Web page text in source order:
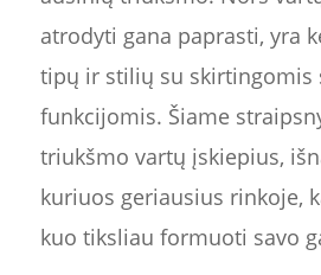
atrodyti gana paprasti, yra
tipų ir stilių su skirtingomis
funkcijomis. Šiame
triukšmo vartų įskiepius,
kuriuos geriausius rinkoje,
kuo tiksliau formuoti savo